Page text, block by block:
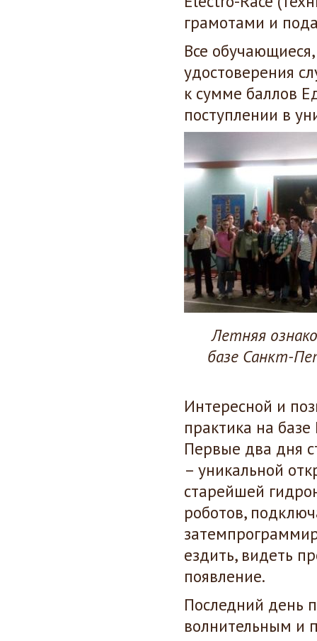
грамотами и
Все
удостоверения
к сумме баллов
поступлении в
Летняя
базе Санкт-
Интересной и
практика на
Первые два дня
– уникальной
старейшей
роботов,
ездить, видеть
появление.
Последний день
волнительным и